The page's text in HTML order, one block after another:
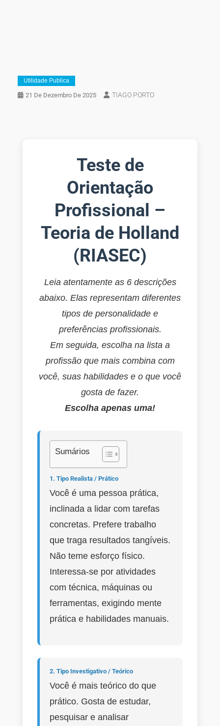
Utilidade Publica
21 De Dezembro De 2025 TIAGO PORTO
Teste de
Orientação
Profissional –
Teoria de Holland
(RIASEC)
Leia atentamente as 6 descrições
abaixo. Elas representam diferentes
tipos de personalidade e
preferências profissionais.
Em seguida, escolha na lista a
profissão que mais combina com
você, suas habilidades e o que você
gosta de fazer.
Escolha apenas uma!
Sumários
1. Tipo Realista / Prático
Você é uma pessoa prática,
inclinada a lidar com tarefas
concretas. Prefere trabalho
que traga resultados tangíveis.
Não teme esforço físico.
Interessa-se por atividades
com técnica, máquinas ou
ferramentas, exigindo mente
prática e habilidades manuais.
2. Tipo Investigativo / Teórico
Você é mais teórico do que
prático. Gosta de estudar,
pesquisar e analisar